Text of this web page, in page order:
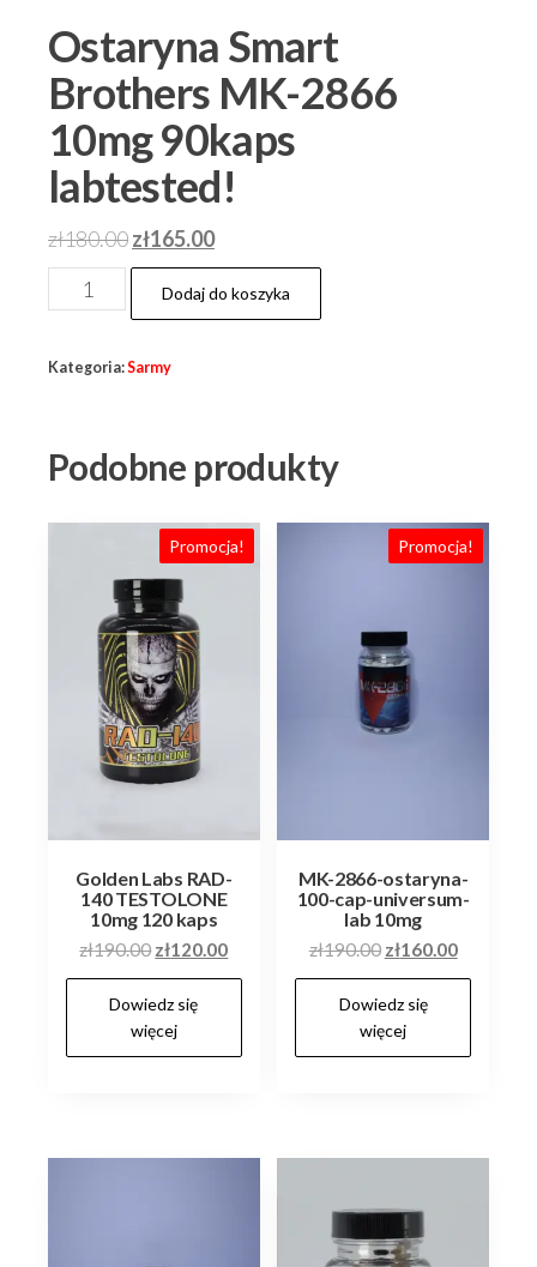
Ostaryna Smart
Brothers MK-2866
10mg 90kaps
labtested!
zł180.00Pierwotna
cena
wynosiła:
zł165.00Aktualna
cena
wynosi:
ilość
Ostaryna
Brothers
2866
10mg
90kaps
Dodaj do koszyka
Kategoria:Sarmy
Podobne produkty
Promocja!
Golden Labs RAD-
140 TESTOLONE
10mg 120 kaps
zł190.00 Pierwotna
cena
wynosiła:
zł190.00.
zł120.00Aktualna
cena
Dowiedz się
więcej
Promocja!
MK-2866-ostaryna-
100-cap-universum-
lab 10mg
zł190.00 Pierwotna
cena
wynosiła:
zł190.00.
zł160.00Aktualna
cena
Dowiedz się
więcej